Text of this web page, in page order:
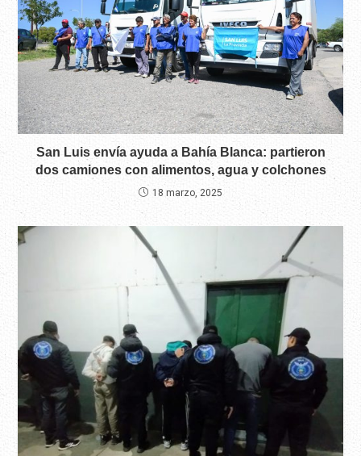
San Luis envía ayuda a Bahía Blanca: partieron
dos camiones con alimentos, agua y colchones
18 marzo, 2025